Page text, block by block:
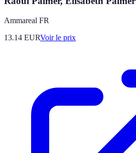
Ammareal FR
13.14 EURVoir le prix